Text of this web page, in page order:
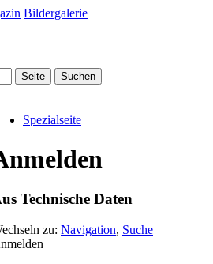
Bildergalerie
Spezialseite
Technische Daten
zu: Navigation, Suche